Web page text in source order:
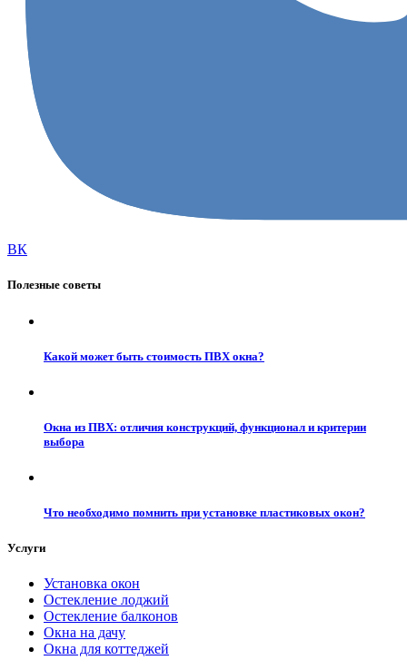
ВК
Полезные советы
Какой может быть стоимость ПВХ окна?
Окна из ПВХ: отличия конструкций, функционал и критерии
выбора
Что необходимо помнить при установке пластиковых окон?
Услуги
Установка окон
Остекление лоджий
Остекление балконов
Окна на дачу
Окна для коттеджей